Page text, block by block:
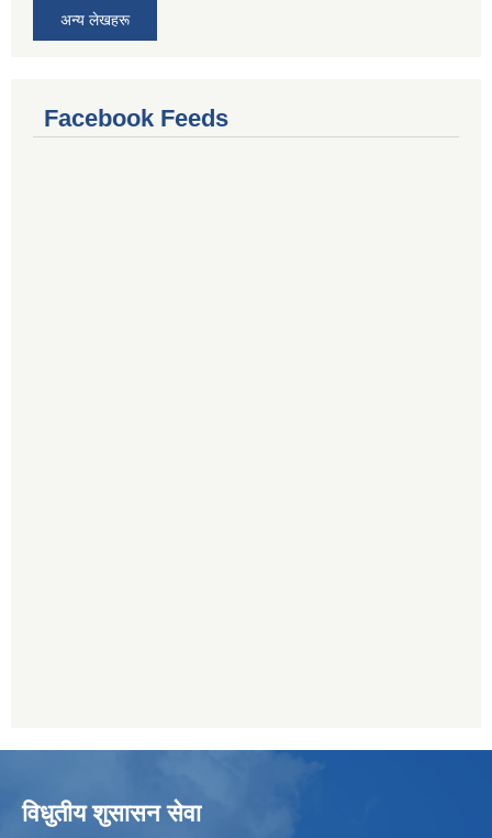
अन्य लेखहरू
Facebook Feeds
विधुतीय शुसासन सेवा